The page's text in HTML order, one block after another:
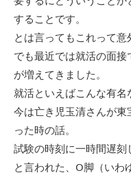
することです。
とは言ってもこれって意
でも最近では就活の面
が増えてきました。
就活といえばこんな有名
今は亡き児玉清さんが
った時の話。
試験の時刻に一時間遅
と言われた、O脚（いわ